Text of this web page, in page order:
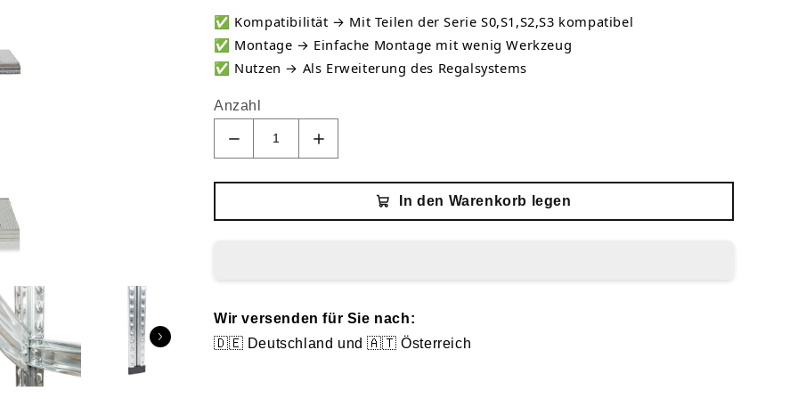
✅ Kompatibilität → Mit Teilen der Serie S0,S1,S2,S3 kompatibel
✅ Montage → Einfache Montage mit wenig Werkzeug
✅ Nutzen → Als Erweiterung des Regalsystems
Anzahl
In den Warenkorb legen
Wir versenden für Sie nach:
🇩🇪 Deutschland und 🇦🇹 Österreich